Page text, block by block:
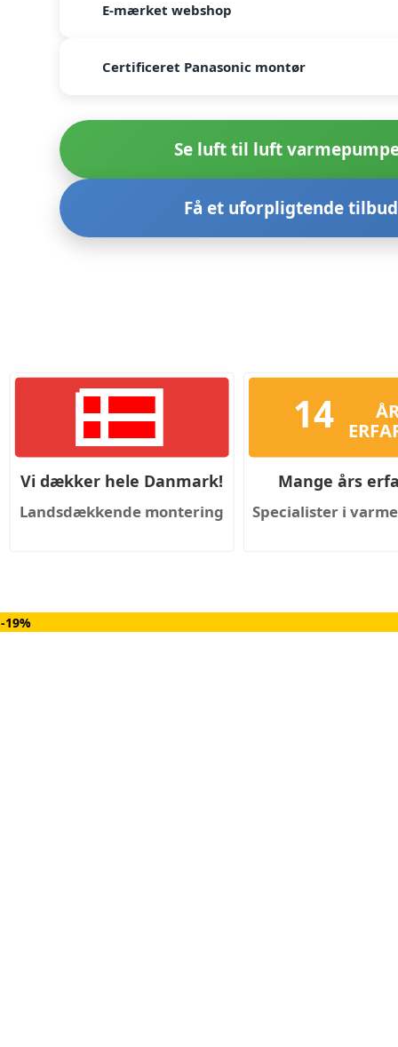
E-mærket webshop
Certificeret Panasonic montør
Se luft til luft
Få et uforpligtende tilbud
Vi dækker hele Danmark!
Landsdækkende montering
14
Mange års
Specialister i
-19%